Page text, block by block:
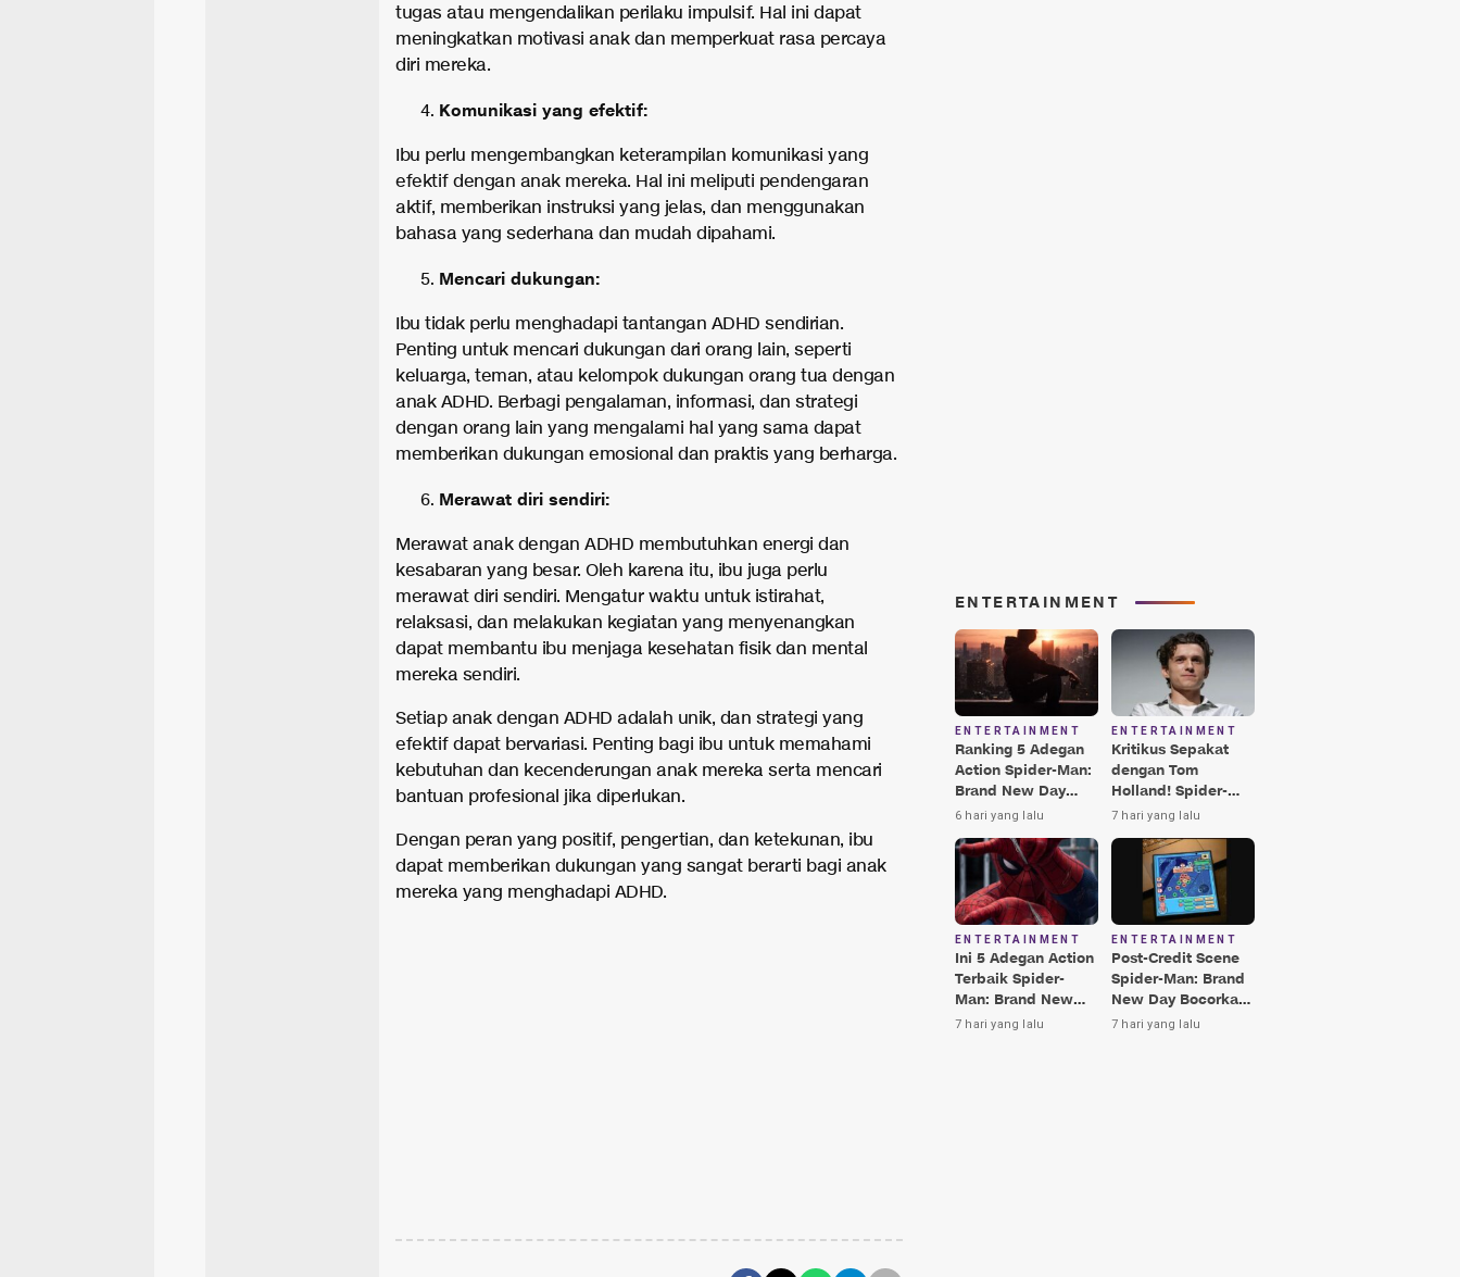
tugas atau mengendalikan perilaku impulsif. Hal ini dapat
meningkatkan motivasi anak dan memperkuat rasa percaya
diri mereka.
Komunikasi yang efektif:
Ibu perlu mengembangkan keterampilan komunikasi yang
efektif dengan anak mereka. Hal ini meliputi pendengaran
aktif, memberikan instruksi yang jelas, dan menggunakan
bahasa yang sederhana dan mudah dipahami.
Mencari dukungan:
Ibu tidak perlu menghadapi tantangan ADHD sendirian.
Penting untuk mencari dukungan dari orang lain, seperti
keluarga, teman, atau kelompok dukungan orang tua dengan
anak ADHD. Berbagi pengalaman, informasi, dan strategi
dengan orang lain yang mengalami hal yang sama dapat
memberikan dukungan emosional dan praktis yang berharga.
Merawat diri sendiri:
Merawat anak dengan ADHD membutuhkan energi dan
kesabaran yang besar. Oleh karena itu, ibu juga perlu
merawat diri sendiri. Mengatur waktu untuk istirahat,
relaksasi, dan melakukan kegiatan yang menyenangkan
dapat membantu ibu menjaga kesehatan fisik dan mental
mereka sendiri.
Setiap anak dengan ADHD adalah unik, dan strategi yang
efektif dapat bervariasi. Penting bagi ibu untuk memahami
kebutuhan dan kecenderungan anak mereka serta mencari
bantuan profesional jika diperlukan.
Dengan peran yang positif, pengertian, dan ketekunan, ibu
dapat memberikan dukungan yang sangat berarti bagi anak
mereka yang menghadapi ADHD.
ENTERTAINMENT
ENTERTAINMENT
Ranking 5 Adegan
Action Spider-Man:
Brand New Day
Terbaik, Nomor 3
6 hari yang lalu
ENTERTAINMENT
Kritikus Sepakat
dengan Tom
Holland! Spider-
Man: Brand New
Terbaik Era MCU
7 hari yang lalu
ENTERTAINMENT
Ini 5 Adegan Action
Terbaik Spider-
Man: Brand New
Day, Ada Hulk vs
7 hari yang lalu
ENTERTAINMENT
Post-Credit Scene
Spider-Man: Brand
New Day Bocorkan
Lokasi Peter di Luar
7 hari yang lalu